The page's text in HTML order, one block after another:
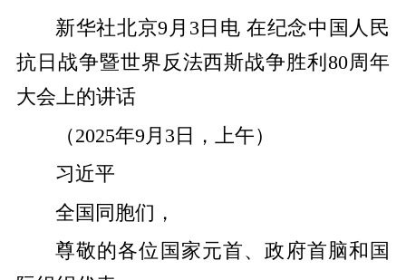
新华社北京9月3日电 在纪念中国人民
抗日战争暨世界反法西斯战争胜利80周年
大会上的讲话
（2025年9月3日，上午）
习近平
全国同胞们，
尊敬的各位国家元首、政府首脑和国